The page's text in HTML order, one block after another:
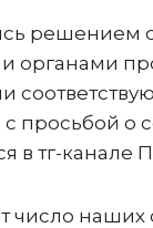
решением
органами
просьбой о
в тг-канале
число наших